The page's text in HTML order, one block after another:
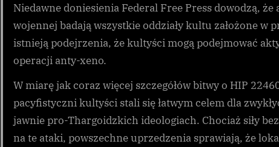
Niedawne doniesienia Federal Free Press dowodzą,
wojennej badają wszystkie oddziały kultu założone w
istnieją podejrzenia, że kultyści mogą podejmować
operacji anty-xeno.
W miarę jak coraz więcej szczegółów bitwy o HIP
pacyfistyczni kultyści stali się łatwym celem dla
jawnie pro-Thargoidzkich ideologiach. Chociaż siły
na te ataki, powszechne uprzedzenia sprawiają, że